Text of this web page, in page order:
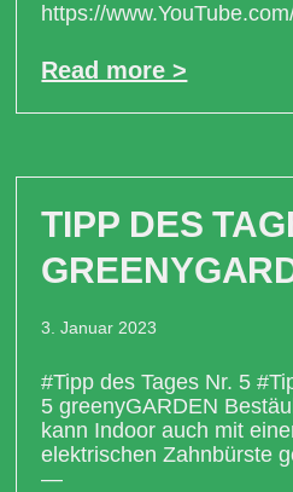
https://
Read more >
TIPP DES
3. Januar 2023
#Tipp des Tages Nr. 5
5 greenyGARDEN
kann Indoor auch mit
elektrischen Zahnbürste
—